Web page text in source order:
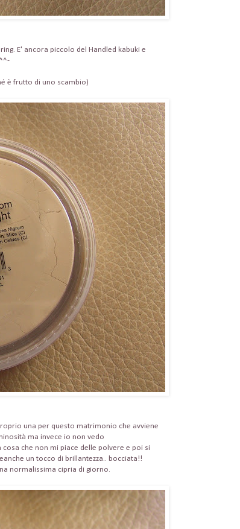
E' ancora piccolo del Handled kabuki e
è frutto di uno scambio)
una per questo matrimonio che avviene
ma invece io non vedo
che non mi piace delle polvere e poi si
un tocco di brillantezza.. bocciata!!
normalissima cipria di giorno.